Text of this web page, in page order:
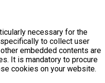
necessary for the
to collect user
embedded contents are
It is mandatory to procure
cookies on your website.